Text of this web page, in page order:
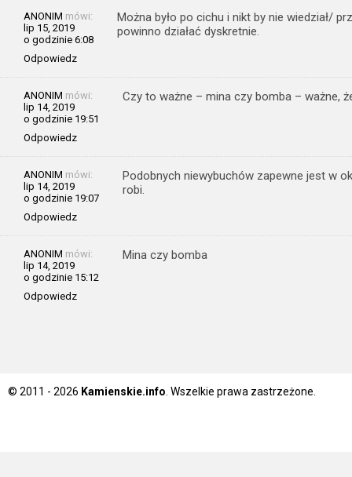
ANONIM mówi:
lip 15, 2019
o godzinie 6:08
Odpowiedz
Można było po cichu i nikt by nie wiedział/
powinno działać dyskretnie.
ANONIM mówi:
lip 14, 2019
o godzinie 19:51
Odpowiedz
Czy to ważne – mina czy bomba – ważne,
ANONIM mówi:
lip 14, 2019
o godzinie 19:07
Odpowiedz
Podobnych niewybuchów zapewne jest w
robi.
ANONIM mówi:
lip 14, 2019
o godzinie 15:12
Odpowiedz
Mina czy bomba
© 2011 - 2026 Kamienskie.info . Wszelkie prawa zastrzeżone.